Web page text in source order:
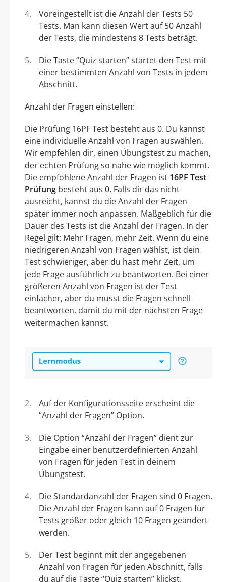
Voreingestellt ist die Anzahl der Tests 50
Tests. Man kann diesen Wert auf 50 Anzahl
der Tests, die mindestens 8 Tests beträgt.
Die Taste “Quiz starten” startet den Test mit
einer bestimmten Anzahl von Tests in jedem
Abschnitt.
Anzahl der Fragen einstellen:
Die Prüfung 16PF Test besteht aus 0. Du kannst
eine individuelle Anzahl von Fragen auswählen.
Wir empfehlen dir, einen Übungstest zu machen,
der echten Prüfung so nahe wie möglich kommt.
Die empfohlene Anzahl der Fragen ist 16PF Test
Prüfung besteht aus 0. Falls dir das nicht
ausreicht, kannst du die Anzahl der Fragen
später immer noch anpassen. Maßgeblich für die
Dauer des Tests ist die Anzahl der Fragen. In der
Regel gilt: Mehr Fragen, mehr Zeit. Wenn du eine
niedrigeren Anzahl von Fragen wählst, ist dein
Test schwieriger, aber du hast mehr Zeit, um
jede Frage ausführlich zu beantworten. Bei einer
größeren Anzahl von Fragen ist der Test
einfacher, aber du musst die Fragen schnell
beantworten, damit du mit der nächsten Frage
weitermachen kannst.
Auf der Konfigurationsseite erscheint die
“Anzahl der Fragen” Option.
Die Option “Anzahl der Fragen” dient zur
Eingabe einer benutzerdefinierten Anzahl
von Fragen für jeden Test in deinem
Übungstest.
Die Standardanzahl der Fragen sind 0 Fragen.
Die Anzahl der Fragen kann auf 0 Fragen für
Tests größer oder gleich 10 Fragen geändert
werden.
Der Test beginnt mit der angegebenen
Anzahl von Fragen für jeden Abschnitt, falls
du auf die Taste “Quiz starten” klickst.